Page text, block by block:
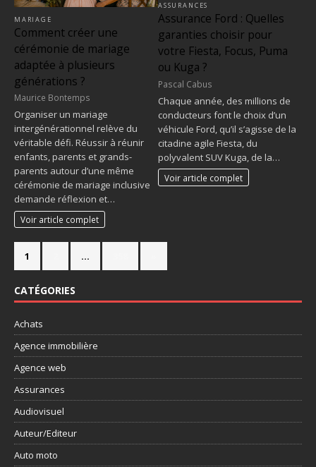
MARIAGE
Comment créer une
cérémonie de mariage
adaptée à plusieurs
générations ?
Maurice Bontemps
Organiser un mariage
intergénérationnel relève du
véritable défi. Réussir à réunir
enfants, parents et grands-
parents autour d’une même
cérémonie de mariage inclusive
demande réflexion et…
Voir article complet
ASSURANCES
Assurance Ford : Quelles
garanties choisir pour
votre Fiesta, Focus, Puma
ou Kuga ?
Pascal Cabus
Chaque année, des millions de
conducteurs font le choix d’un
véhicule Ford, qu’il s’agisse de la
citadine agile Fiesta, du
polyvalent SUV Kuga, de la…
Voir article complet
1 …
CATÉGORIES
Achats
Agence immobilière
Agence web
Assurances
Audiovisuel
Auteur/Editeur
Auto moto